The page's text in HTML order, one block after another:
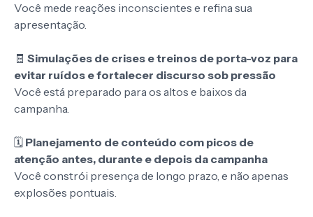
Você mede reações inconscientes e refina sua
apresentação.
🧾 Simulações de crises e treinos de porta-voz para
evitar ruídos e fortalecer discurso sob pressão
Você está preparado para os altos e baixos da
campanha.
🗓️ Planejamento de conteúdo com picos de
atenção antes, durante e depois da campanha
Você constrói presença de longo prazo, e não apenas
explosões pontuais.